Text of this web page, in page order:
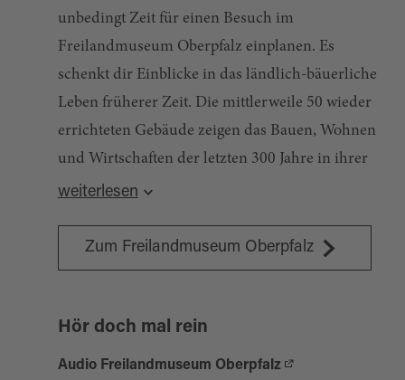
unbedingt Zeit für einen Besuch im
Freilandmuseum Oberpfalz einplanen. Es
schenkt dir Einblicke in das ländlich-bäuerliche
Leben früherer Zeit. Die mittlerweile 50 wieder
errichteten Gebäude zeigen das Bauen, Wohnen
und Wirtschaften der letzten 300 Jahre in ihrer
regionalen und sozialen Vielfalt. Die Häuser
Weber, Hirten, Müller, Jäger und Adelige. Der
rund zweistündige Rundgang führt vom
"Mühlental" und "Juradorf" - vom Vierseithof
über das Hirtenhaus zum Landsassengut, von
weiterlesen
Zum Freilandmuseum Oberpfalz
Hör doch mal rein
Audio Freilandmuseum Oberpfalz